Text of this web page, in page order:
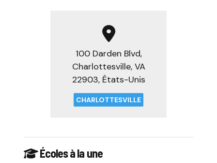
100 Darden Blvd,
Charlottesville, VA
22903, États-Unis
CHARLOTTESVILLE
Écoles à la une